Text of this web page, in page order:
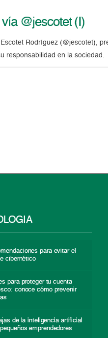
@jescotet (I)
Rodríguez (@jescotet),
responsabilidad en la
para evitar el
cibernético
para proteger tu cuenta
conoce cómo prevenir
de la inteligencia artificial
emprendedores